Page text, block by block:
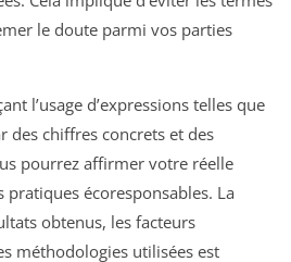
le doute parmi vos parties
l’usage d’expressions telles que
des chiffres concrets et des
pourrez affirmer votre réelle
écoresponsables. La
obtenus, les facteurs
méthodologies utilisées est